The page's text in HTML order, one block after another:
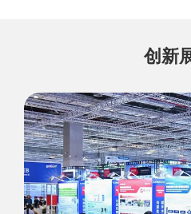
创新